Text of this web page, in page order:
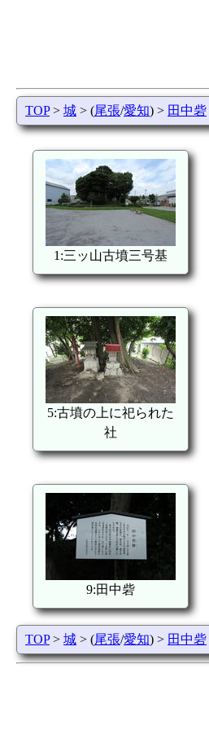
TOP> 城 > (尾張/愛知) > 田中砦
1:三ッ山古墳三号基
5:古墳の上に祀られた
社
9:田中砦
TOP> 城 > (尾張/愛知) > 田中砦